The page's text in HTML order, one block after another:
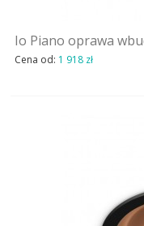
Io Piano oprawa
Cena od: 1 918 zł